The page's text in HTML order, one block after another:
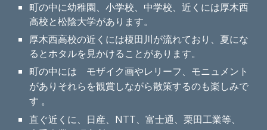
町の中に幼稚園、小学校、中学校、近くには厚木西
高校と松陰大学があります。
厚木西高校の近くには榎田川が流れており、夏にな
るとホタルを見かけることがあります。
町の中には モザイク画やレリーフ、モニュメント
がありそれらを観賞しながら散策するのも楽しみで
す 。
直ぐ近くに、日産、NTT、富士通、栗田工業等、